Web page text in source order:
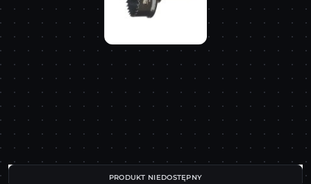
PRODUKT NIEDOSTĘPNY